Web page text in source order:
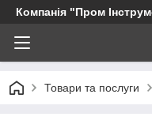
Компанія "Пром
Товари та послуги